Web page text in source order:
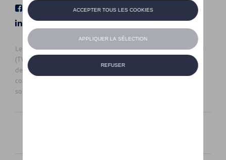
Facebook
Youtube
LinkedIn
Instagram
Les prix affichés sur le présent site sont des prix recommandés
(TVAc), hors éventuels frais de montage. Pour connaitre le prix
de vente actuel et les éventuels frais de montage, veuillez
contacter votre concessionnaire/agent. Les prix recommandés
sont sujets à des changements sans préavis.